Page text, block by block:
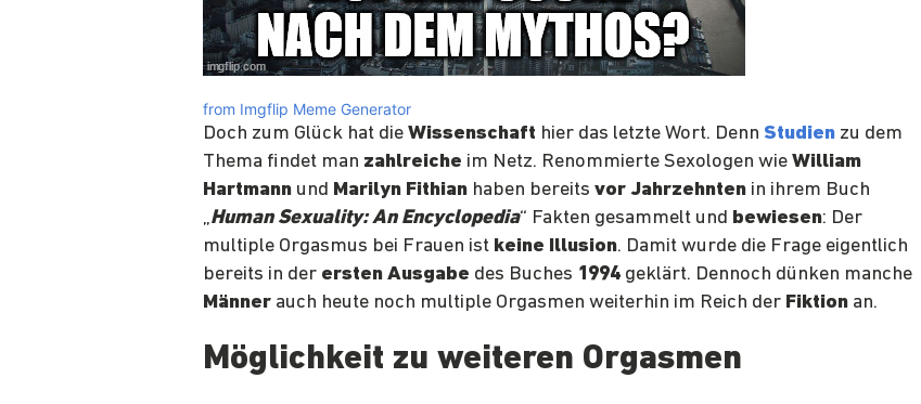
from Imgflip Meme Generator
Doch zum Glück hat die Wissenschaft hier das letzte Wort. Denn Studien zu dem
Thema findet man zahlreiche im Netz. Renommierte Sexologen wie William
Hartmann und Marilyn Fithian haben bereits vor Jahrzehnten in ihrem Buch
„Human Sexuality: An Encyclopedia“ Fakten gesammelt und bewiesen: Der
multiple Orgasmus bei Frauen ist keine Illusion. Damit wurde die Frage eigentlich
bereits in der ersten Ausgabe des Buches 1994 geklärt. Dennoch dünken manche
Männer auch heute noch multiple Orgasmen weiterhin im Reich der Fiktion an.
Möglichkeit zu weiteren Orgasmen